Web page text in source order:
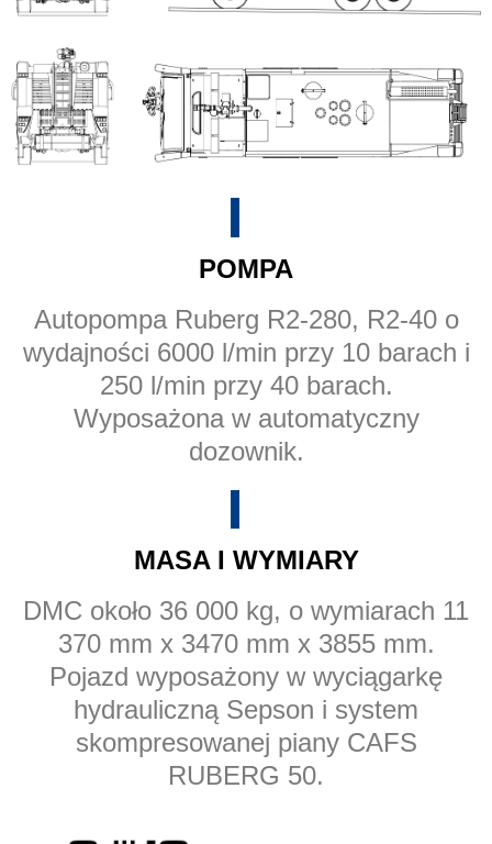
POMPA
Autopompa Ruberg R2-280, R2-40 o
wydajności 6000 l/min przy 10 barach i
250 l/min przy 40 barach.
Wyposażona w automatyczny
dozownik.
MASA I WYMIARY
DMC około 36 000 kg, o wymiarach 11
370 mm x 3470 mm x 3855 mm.
Pojazd wyposażony w wyciągarkę
hydrauliczną Sepson i system
skompresowanej piany CAFS
RUBERG 50.